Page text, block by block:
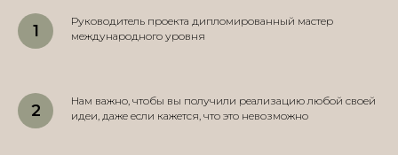
Руководитель проекта дипломированный мастер
международного уровня
Нам важно, чтобы вы получили реализацию любой своей
идеи, даже если кажется, что это невозможно